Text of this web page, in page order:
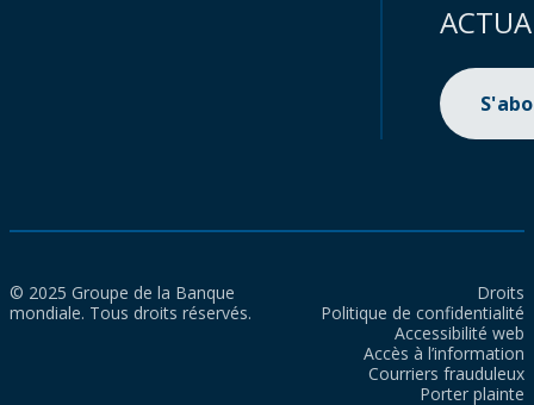
© 2025 Groupe de la Banque
mondiale. Tous droits réservés.
Droits
Politique de confidentialité
Accessibilité web
Accès à l’information
Courriers frauduleux
Porter plainte